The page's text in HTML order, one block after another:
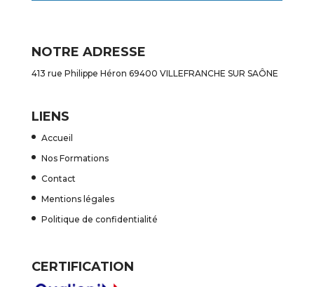
NOTRE ADRESSE
413 rue Philippe Héron 69400 VILLEFRANCHE SUR SAÔNE
LIENS
Accueil
Nos Formations
Contact
Mentions légales
Politique de confidentialité
CERTIFICATION